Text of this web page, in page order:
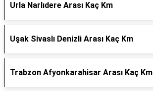
Urla Narlıdere Arası Kaç Km
Uşak Sivaslı Denizli Arası Kaç Km
Trabzon Afyonkarahisar Arası Kaç Km